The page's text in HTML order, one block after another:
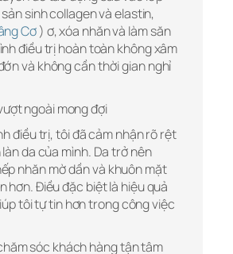
sinh collagen và elastin,
Cơ) ơ, xóa nhăn và làm săn
điều trị hoàn toàn không xâm
và không cần thời gian nghỉ
ngoài mong đợi
điều trị, tôi đã cảm nhận rõ rệt
da của mình. Da trở nên
nhăn mờ dần và khuôn mặt
hơn. Điều đặc biệt là hiệu quả
tôi tự tin hơn trong công việc
sóc khách hàng tận tâm